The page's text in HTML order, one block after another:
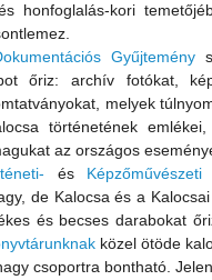
honfoglalás-kori
Gyűjtemény
őriz: archív fotókat,
melyek
történetének
az országos
és Képzőművészeti
de Kalocsa és a
és becses darabokat
közel ötöde
csoportra bontható.